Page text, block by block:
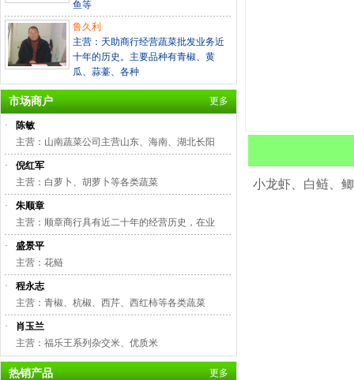
鱼等
鲁久利
主营：天助商行经营蔬菜批发业务近
十年的历史。主要品种有青椒、黄
瓜、蒜薹、各种
市场商户 更多
·
陈敏
主营：山南蔬菜公司主营山东、海南、湖北长阳
·
倪红军
主营：白萝卜、胡萝卜等各类蔬菜
·
朱顺章
主营：顺章商行具有近二十年的经营历史，在业
·
盛景平
主营：花鲢
·
程永志
主营：青椒、杭椒、西芹、西红柿等各类蔬菜
·
肖玉兰
主营：福乐王系列杂交米、优质米
热销产品 更多
小龙虾、白鲢、